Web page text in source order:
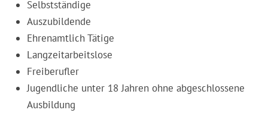
Selbstständige
Auszubildende
Ehrenamtlich Tätige
Langzeitarbeitslose
Freiberufler
Jugendliche unter 18 Jahren ohne abgeschlossene
Ausbildung